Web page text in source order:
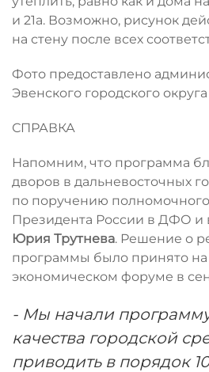
и 21а. Возможно, рисунок
на стену после всех
Фото предоставлено
Эвенского городского округа
СПРАВКА
Напомним, что программа
дворов в дальневосточных
по поручению
Президента России в ДФО и
Юрия Трутнева. Решение о
программы было принято
экономическом форуме в
- Мы начали
качества городской
приводить в порядок